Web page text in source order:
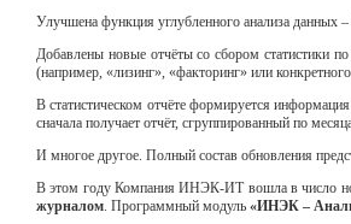
Улучшена функция углубленного анализа данных
Добавлены новые отчёты со сбором статистики
(например, «лизинг», «факторинг» или конкретного
В статистическом отчёте формируется
сначала получает отчёт, сгруппированный по
И многое другое. Полный состав обновления
В этом году Компания ИНЭК-ИТ вошла в число
журналом. Программный модуль «ИНЭК –